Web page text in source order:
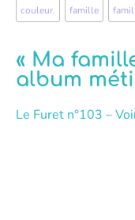
couleur. famille
« Ma
album
Le Furet n°103 –